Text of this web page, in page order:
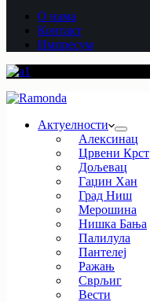
О нама
Контакт
Импресум
Актуелности
Алексинац
Црвени Крст
Дољевац
Гаџин Хан
Град Ниш
Мерошина
Нишка Бања
Палилула
Пантелеј
Ражањ
Сврљиг
Вести